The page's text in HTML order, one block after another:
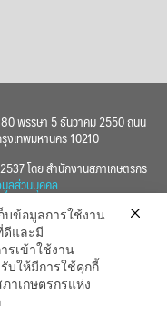
พรรษา 5 ธันวาคม 2550 ถนน
งเทพมหานคร 10210
โดย สำนักงานสภาเกษตรกร
ลส่วนบุคคล
บข้อมูลการใช้งาน
ดีและมี
รเข้าใช้งาน
บให้มีการใช้คุกกี้
าเกษตรกรแห่ง